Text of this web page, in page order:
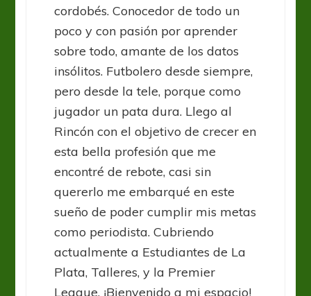
cordobés. Conocedor de todo un
poco y con pasión por aprender
sobre todo, amante de los datos
insólitos. Futbolero desde siempre,
pero desde la tele, porque como
jugador un pata dura. Llego al
Rincón con el objetivo de crecer en
esta bella profesión que me
encontré de rebote, casi sin
quererlo me embarqué en este
sueño de poder cumplir mis metas
como periodista. Cubriendo
actualmente a Estudiantes de La
Plata, Talleres, y la Premier
League. ¡Bienvenido a mi espacio!